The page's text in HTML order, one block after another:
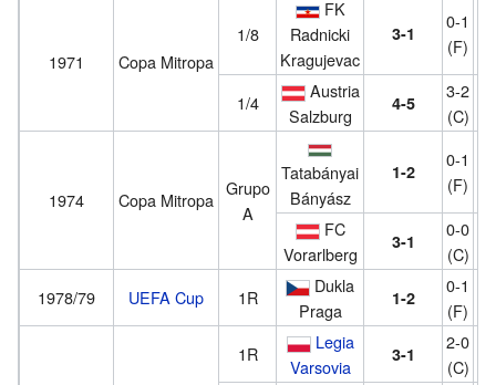
1971 Copa Mitropa
1/8
FK
Radnicki
Kragujevac
3-1
0-1
(F)
1/4
Austria
Salzburg
4-5
3-2
(C)
1974 Copa Mitropa
Grupo
A
Tatabányai
Bányász
1-2
0-1
(F)
FC
Vorarlberg
3-1
0-0
(C)
1978/79
UEFA Cup 1R
Dukla
Praga
1-2
0-1
(F)
1R
Legia
Varsovia
3-1
2-0
(C)